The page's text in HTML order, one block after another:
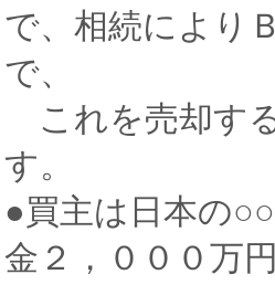
で、相続により
で、
これを売却す
す。
●買主は日本の
金２，０００万